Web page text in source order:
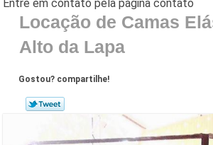
Locação de Camas
Alto da Lapa
Gostou? compartilhe!